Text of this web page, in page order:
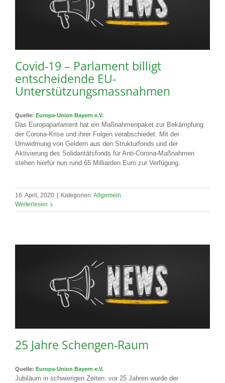
Covid-19 – Parlament billigt
entscheidende EU-
Unterstützungsmassnahmen
Quelle: Europa-Union Bayern e.V.
Das Europaparlament hat ein Maßnahmenpaket zur Bekämpfung
der Corona-Krise und ihrer Folgen verabschiedet. Mit der
Umwidmung von Geldern aus den Strukturfonds und der
Aktivierung des Solidaritätsfonds für Anti-Corona-Maßnahmen
stehen hierfür nun rund 65 Milliarden Euro zur Verfügung.
16. April, 2020 Kategorien:Allgemein
Weiterlesen
25 Jahre Schengen-Raum
Quelle: Europa-Union Bayern e.V.
Jubiläum in schwierigen Zeiten: vor 25 Jahren wurde der